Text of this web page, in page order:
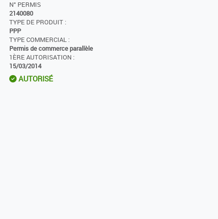
N° PERMIS
2140080
TYPE DE PRODUIT :
PPP
TYPE COMMERCIAL :
Permis de commerce parallèle
1ÈRE AUTORISATION :
15/03/2014
AUTORISÉ